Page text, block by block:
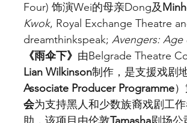
Four) 饰演Wei的母亲Dong及
Kwok, Royal Exchange Theatre
dreamthinkspeak; Avengers: Age
《雨伞下》 由Belgrade Theatre
Lian Wilkinson制作，是支援戏剧
Associate Producer Programme
会为支持黑人和少数族裔戏剧工